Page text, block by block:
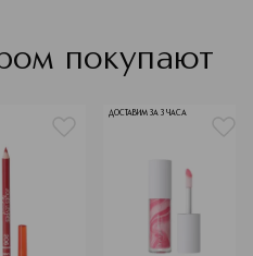
покупают
ДОСТАВИМ ЗА 3 ЧАСА